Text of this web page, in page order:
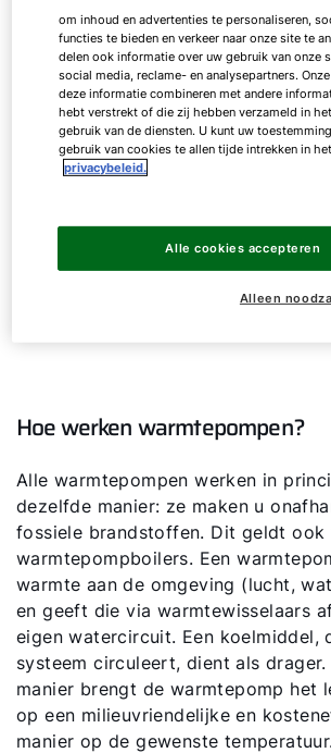
tot verwarmingswarmtepompen en
cv-ketels, die zowel uw
woning kunnen verwarmen, hebben
warmtepompboilers een lagere
verwarmingscapaciteit. Dit maakt
interessant als u niet beide functies
apparaat nodig heeft. U kunt in de
warmtepompboiler alleen
heeft om in uw
Daardoor kunt u de
Hoe werken warmtepompen?
Alle warmtepompen werken in
dezelfde manier: ze maken u
fossiele brandstoffen. Dit geldt ook
warmtepompboilers. Een
warmte aan de omgeving (lucht,
en geeft die via warmtewisselaars
eigen watercircuit. Een koelmiddel,
systeem circuleert, dient als drager.
manier brengt de warmtepomp het
op een milieuvriendelijke en
manier op de gewenste
om inhoud en advertenties te personaliseren,
functies te bieden en verkeer naar onze site te
delen ook informatie over uw gebruik van onze
social media, reclame- en analysepartners.
deze informatie combineren met andere
hebt verstrekt of die zij hebben verzameld in
gebruik van de diensten. U kunt uw
gebruik van cookies te allen tijde intrekken in het
privacybeleid.
Alleen
Alle cookies accepteren